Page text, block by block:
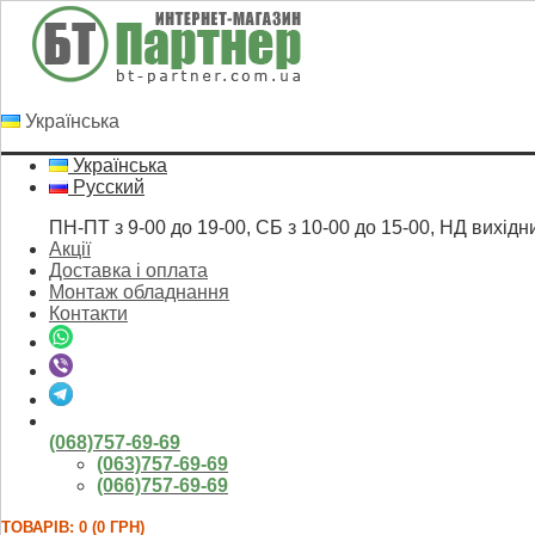
Українська
Українська
Русский
ПН-ПТ з 9-00 до 19-00, СБ з 10-00 до 15-00, НД
Акції
Доставка і оплата
Монтаж обладнання
Контакти
(068)757-69-69
(063)757-69-69
(066)757-69-69
ТОВАРІВ: 0 (0 ГРН)